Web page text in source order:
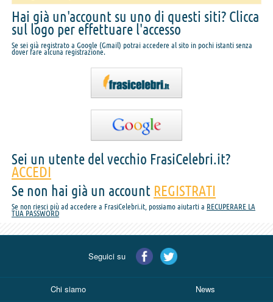
Hai già un'account su uno di questi siti? Clicca
sul logo per effettuare l'accesso
Se sei già registrato a Google (Gmail) potrai accedere al sito in pochi istanti senza
dover fare alcuna registrazione.
Sei un utente del vecchio FrasiCelebri.it?
ACCEDI
Se non hai già un account REGISTRATI
Se non riesci più ad accedere a FrasiCelebri.it, possiamo aiutarti a RECUPERARE LA
TUA PASSWORD
Seguici su
Chi siamo News